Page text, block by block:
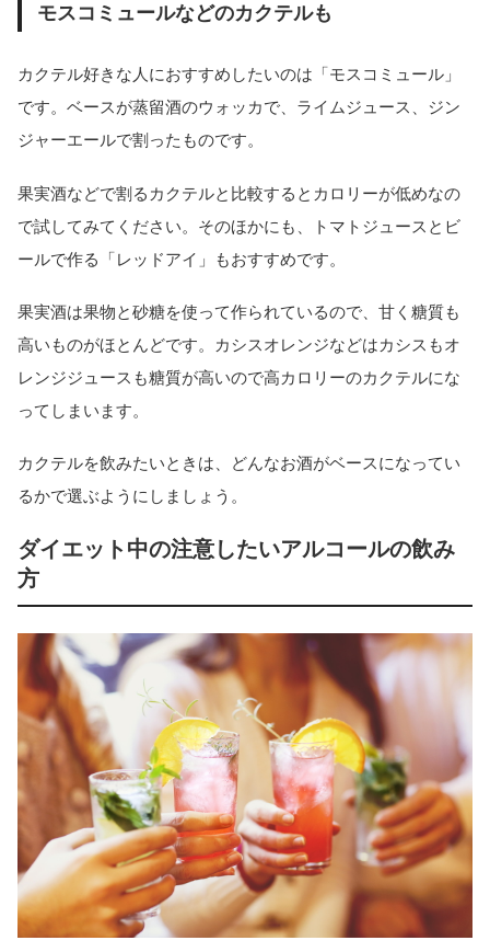
モスコミュールなどのカクテルも
カクテル好きな人におすすめしたいのは「モスコミュール」
です。ベースが蒸留酒のウォッカで、ライムジュース、ジン
ジャーエールで割ったものです。
果実酒などで割るカクテルと比較するとカロリーが低めなの
で試してみてください。そのほかにも、トマトジュースとビ
ールで作る「レッドアイ」もおすすめです。
果実酒は果物と砂糖を使って作られているので、甘く糖質も
高いものがほとんどです。カシスオレンジなどはカシスもオ
レンジジュースも糖質が高いので高カロリーのカクテルにな
ってしまいます。
カクテルを飲みたいときは、どんなお酒がベースになってい
るかで選ぶようにしましょう。
ダイエット中の注意したいアルコールの飲み
方